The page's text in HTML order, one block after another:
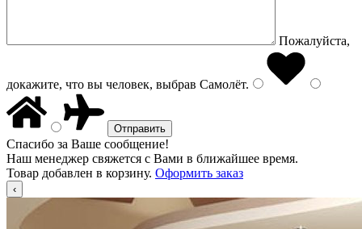
Пожалуйста,
докажите, что вы человек, выбрав Самолёт.
Спасибо за Ваше сообщение!
Наш менеджер свяжется с Вами в ближайшее время.
Товар добавлен в корзину. Оформить заказ